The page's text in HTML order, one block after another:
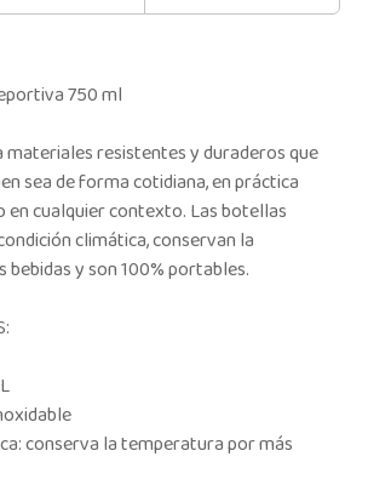
750 ml
materiales resistentes y duraderos que
sea de forma cotidiana, en práctica
en cualquier contexto. Las botellas
climática, conservan la
y son 100% portables.
conserva la temperatura por más